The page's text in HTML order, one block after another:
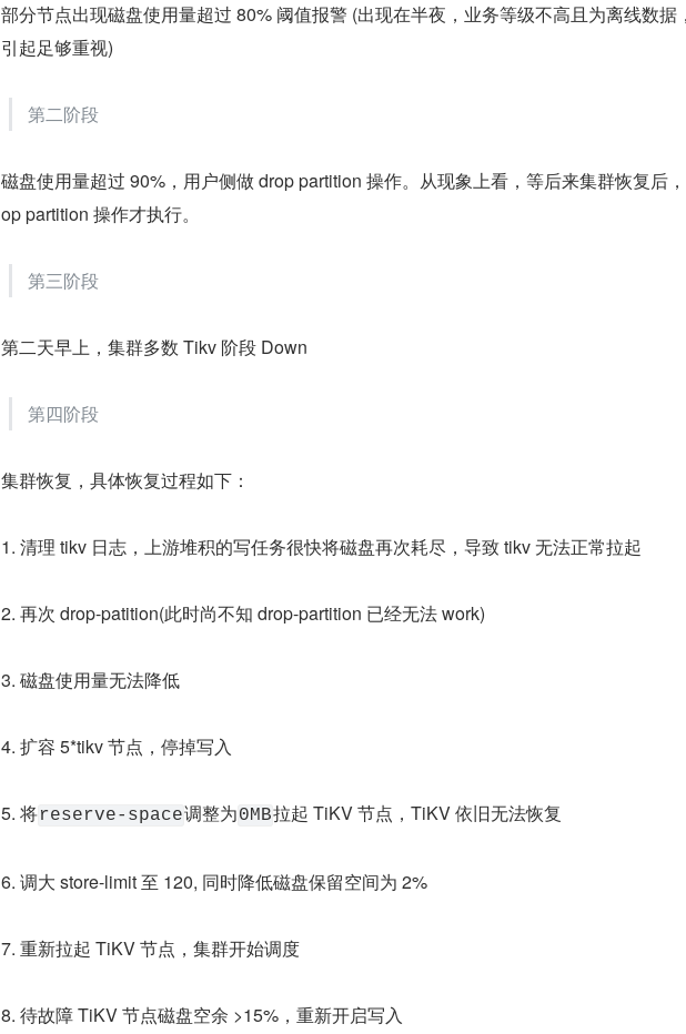
部分节点出现磁盘使用量超过 80% 阈值报警 (出现在半夜，业务等级不高且为离线数据
引起足够重视)
第二阶段
磁盘使用量超过 90%，用户侧做 drop partition 操作。从现象上看，等后来集群恢复后
op partition 操作才执行。
第三阶段
第二天早上，集群多数 Tikv 阶段 Down
第四阶段
集群恢复，具体恢复过程如下：
1. 清理 tikv 日志，上游堆积的写任务很快将磁盘再次耗尽，导致 tikv 无法正常拉起
2. 再次 drop-patition(此时尚不知 drop-partition 已经无法 work)
3. 磁盘使用量无法降低
4. 扩容 5*tikv 节点，停掉写入
5. 将reserve-space调整为0MB拉起 TiKV 节点，TiKV 依旧无法恢复
6. 调大 store-limit 至 120, 同时降低磁盘保留空间为 2%
7. 重新拉起 TiKV 节点，集群开始调度
8. 待故障 TiKV 节点磁盘空余 >15%，重新开启写入